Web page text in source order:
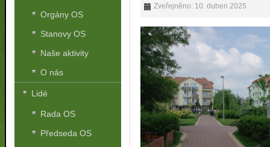
Zveřejněno: 10. duben 2025
Orgány OS
Stanovy OS
Naše aktivity
O nás
Lidé
Rada OS
Předseda OS